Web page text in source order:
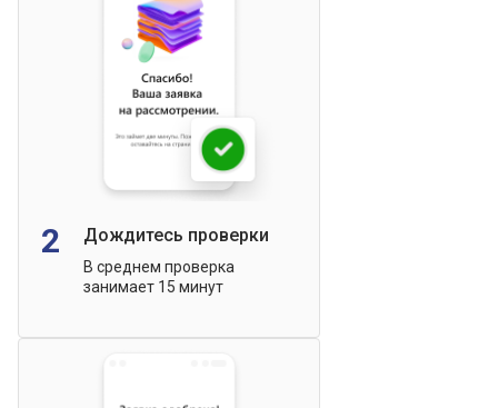
2 Дождитесь проверки
В среднем проверка
занимает 15 минут